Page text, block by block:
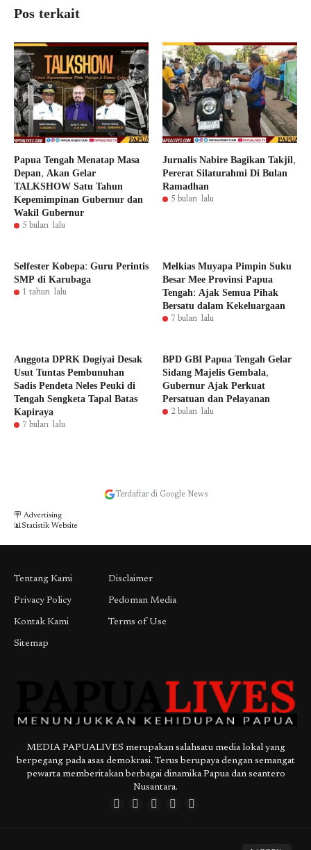
Pos terkait
Papua Tengah Menatap Masa
Depan, Akan Gelar
TALKSHOW Satu Tahun
Kepemimpinan Gubernur dan
Wakil Gubernur
5 bulan lalu
Jurnalis Nabire Bagikan Takjil,
Pererat Silaturahmi Di Bulan
Ramadhan
5 bulan lalu
Selfester Kobepa: Guru Perintis
SMP di Karubaga
1 tahun lalu
Melkias Muyapa Pimpin Suku
Besar Mee Provinsi Papua
Tengah: Ajak Semua Pihak
Bersatu dalam Kekeluargaan
7 bulan lalu
Anggota DPRK Dogiyai Desak
Usut Tuntas Pembunuhan
Sadis Pendeta Neles Peuki di
Tengah Sengketa Tapal Batas
Kapiraya
7 bulan lalu
BPD GBI Papua Tengah Gelar
Sidang Majelis Gembala,
Gubernur Ajak Perkuat
Persatuan dan Pelayanan
2 bulan lalu
Terdaftar di Google News
🪧 Advertising
📊Statistik Website
Tentang Kami
Privacy Policy
Kontak Kami
Sitemap
Disclaimer
Pedoman Media
Terms of Use
MEDIA PAPUALIVES merupakan salahsatu media lokal yang
berpegang pada asas demokrasi. Terus berupaya dengan semangat
pewarta memberitakan berbagai dinamika Papua dan seantero
Nusantara.